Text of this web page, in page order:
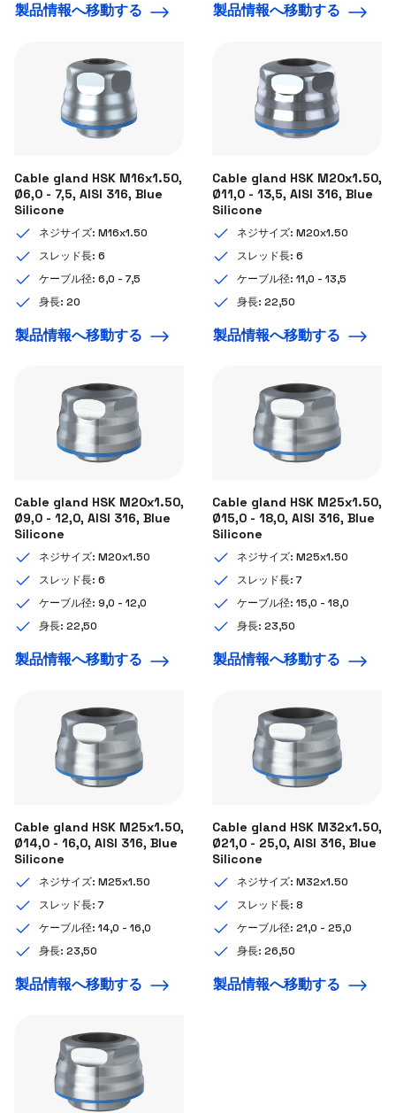
製品情報へ移動する 製品情報へ移動する
Cable gland HSK M16x1.50,
Ø6,0 - 7,5, AISI 316, Blue
Silicone
ネジサイズ: M16x1.50
スレッド長: 6
ケーブル径: 6,0 - 7,5
身長: 20
製品情報へ移動する
Cable gland HSK M20x1.50,
Ø11,0 - 13,5, AISI 316, Blue
Silicone
ネジサイズ: M20x1.50
スレッド長: 6
ケーブル径: 11,0 - 13,5
身長: 22,50
製品情報へ移動する
Cable gland HSK M20x1.50,
Ø9,0 - 12,0, AISI 316, Blue
Silicone
ネジサイズ: M20x1.50
スレッド長: 6
ケーブル径: 9,0 - 12,0
身長: 22,50
製品情報へ移動する
Cable gland HSK M25x1.50,
Ø15,0 - 18,0, AISI 316, Blue
Silicone
ネジサイズ: M25x1.50
スレッド長: 7
ケーブル径: 15,0 - 18,0
身長: 23,50
製品情報へ移動する
Cable gland HSK M25x1.50,
Ø14,0 - 16,0, AISI 316, Blue
Silicone
ネジサイズ: M25x1.50
スレッド長: 7
ケーブル径: 14,0 - 16,0
身長: 23,50
製品情報へ移動する
Cable gland HSK M32x1.50,
Ø21,0 - 25,0, AISI 316, Blue
Silicone
ネジサイズ: M32x1.50
スレッド長: 8
ケーブル径: 21,0 - 25,0
身長: 26,50
製品情報へ移動する